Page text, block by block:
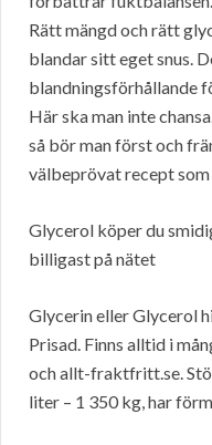
Rätt mängd och rätt
blandar sitt eget snus.
blandningsförhållande
Här ska man inte
så bör man först och
välbeprövat recept som
Glycerol köper du
billigast på nätet
Glycerin eller Glycerol
Prisad. Finns alltid i
och allt-fraktfritt.se.
liter – 1 350 kg, har